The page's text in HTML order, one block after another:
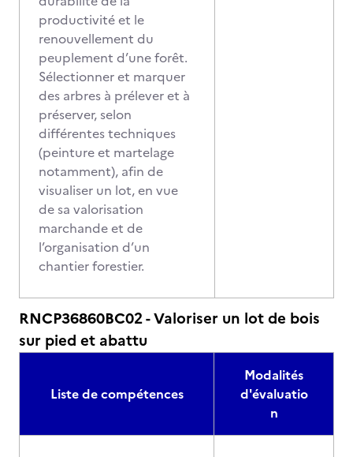
productivité et le
renouvellement du
peuplement d’une forêt.
Sélectionner et marquer
des arbres à prélever et à
préserver, selon
différentes techniques
(peinture et martelage
notamment), afin de
visualiser un lot, en vue
de sa valorisation
marchande et de
l’organisation d’un
chantier forestier.
RNCP36860BC02 - Valoriser un lot de bois
sur pied et abattu
Liste de compétences
Modalités
d'évaluatio
n